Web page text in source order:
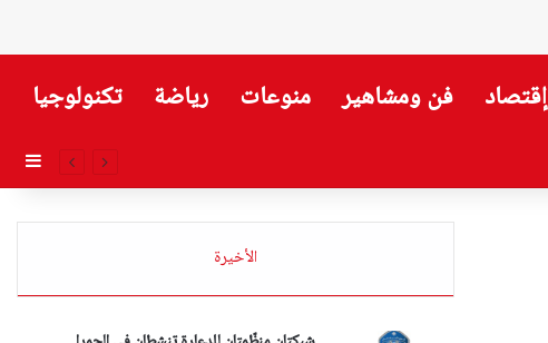
إقتصاد فن ومشاهير منوعات رياضة تكنولوجيا
الأخيرة